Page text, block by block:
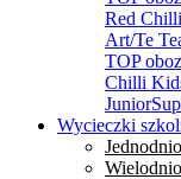
Red
Art/Te
TOP
Chilli
Junior
Wycieczki